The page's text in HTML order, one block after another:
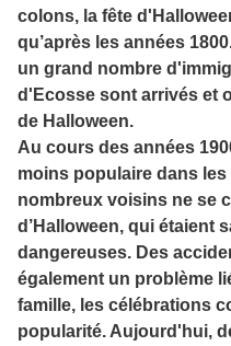
colons, la fête
qu’après les années
un grand nombre
d'Ecosse sont arrivés et
de Halloween.
Au cours des années
moins populaire dans
nombreux voisins ne se
d’Halloween, qui étaient
dangereuses. Des
également un problème
famille, les célébrations
popularité. Aujourd'hui,